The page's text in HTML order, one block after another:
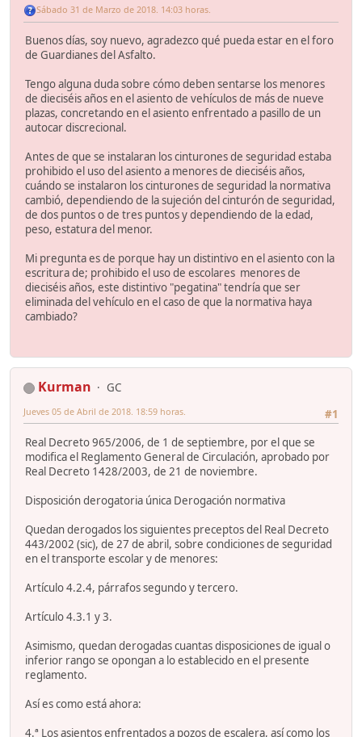
Sábado 31 de Marzo de 2018. 14:03 horas.
Buenos días, soy nuevo, agradezco qué pueda estar en el foro
de Guardianes del Asfalto.
Tengo alguna duda sobre cómo deben sentarse los menores
de dieciséis años en el asiento de vehículos de más de nueve
plazas, concretando en el asiento enfrentado a pasillo de un
autocar discrecional.
Antes de que se instalaran los cinturones de seguridad estaba
prohibido el uso del asiento a menores de dieciséis años,
cuándo se instalaron los cinturones de seguridad la normativa
cambió, dependiendo de la sujeción del cinturón de seguridad,
de dos puntos o de tres puntos y dependiendo de la edad,
peso, estatura del menor.
Mi pregunta es de porque hay un distintivo en el asiento con la
escritura de; prohibido el uso de escolares menores de
dieciséis años, este distintivo "pegatina" tendría que ser
eliminada del vehículo en el caso de que la normativa haya
cambiado?
Kurman
GC
#1
Jueves 05 de Abril de 2018. 18:59 horas.
Real Decreto 965/2006, de 1 de septiembre, por el que se
modifica el Reglamento General de Circulación, aprobado por
Real Decreto 1428/2003, de 21 de noviembre.
Disposición derogatoria única Derogación normativa
Quedan derogados los siguientes preceptos del Real Decreto
443/2002 (sic), de 27 de abril, sobre condiciones de seguridad
en el transporte escolar y de menores:
Artículo 4.2.4, párrafos segundo y tercero.
Artículo 4.3.1 y 3.
Asimismo, quedan derogadas cuantas disposiciones de igual o
inferior rango se opongan a lo establecido en el presente
reglamento.
Así es como está ahora:
4.ª Los asientos enfrentados a pozos de escalera, así como los